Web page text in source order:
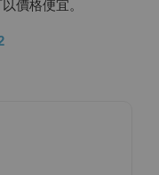
價格便宜。